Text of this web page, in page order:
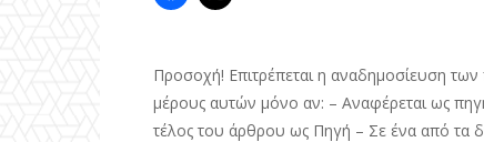
Προσοχή! Επιτρέπεται η αναδημοσίευση
μέρους αυτών μόνο αν: – Αναφέρεται ως
τέλος του άρθρου ως Πηγή – Σε ένα από τα